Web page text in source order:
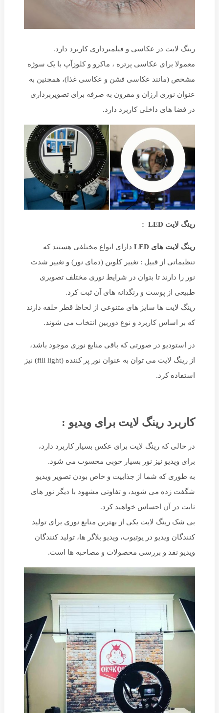
رینگ لایت در عکاسی و فیلمبرداری کاربرد دارد.
معمولا برای عکاسی پرتره ، ماکرو و کلوزآپ با یک سوژه
مشخص (مانند عکاسی فشن و عکاسی غذا)، همچنین به
عنوان نوری ارزان و مقرون به صرفه برای تصویربرداری
در فضا های داخلی کاربرد دارد.
رینگ لایت LED :
رینگ لایت های LED
دارای انواع مختلفی هستند که
تنظیماتی از قبیل : تغییر کلوین (دمای نور) و تغییر شدت
نور را دارند تا بتوان در شرایط نوری مختلف تصویری
طبیعی از پوست و رنگدانه های آن ثبت کرد.
رینگ لایت ها سایز های متنوعی از لحاظ قطر حلقه دارند
که بر اساس کاربرد و نوع دوربین انتخاب می شوند.
در استودیو در صورتی که باقی منابع نوری موجود باشد،
از رینگ لایت می توان به عنوان نور پر کننده (fill light) نیز
استفاده کرد.
کاربرد رینگ لایت برای ویدیو :
در حالی که رینگ لایت برای عکس بسیار کاربرد دارد،
برای ویدیو نیز نور بسیار خوبی محسوب می شود.
به طوری که شما از جذابیت و خاص بودن تصویر ویدیو
شگفت زده می شوید، و تفاوتی مشهود با دیگر نور های
ثابت در آن احساس خواهید کرد.
بی شک رینگ لایت یکی از بهترین منابع نوری برای تولید
کنندگان ویدیو در یوتیوب، ویدیو بلاگر ها، تولید کنندگان
ویدیو نقد و بررسی محصولات و مصاحبه ها است.